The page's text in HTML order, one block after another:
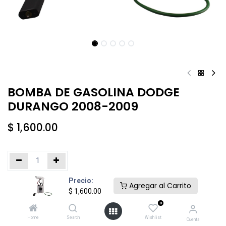
Precio:
$ 1,600.00
Agregar al Carrito
Home Search
0
Wishlist Cuenta
BOMBA DE GASOLINA DODGE
DURANGO 2008-2009
$ 1,600.00
Añadir al carrito Comprar ahora
Agregar a la lista de deseos